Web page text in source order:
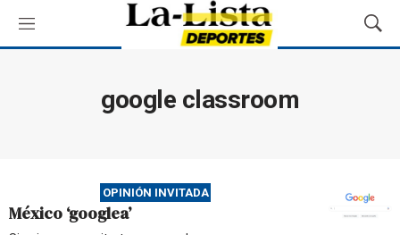
M
e
M
o
s
q
google classroom
OPINIÓN INVITADA
México ‘googlea’